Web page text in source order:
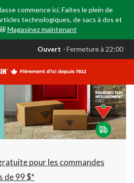
commence ici. Faites le plein de
technologiques, de sacs à dos et
Magasinez maintenant
votre
est
AB,
Ouvert,
Fermeture
à
22:00
changer
Ouvert ⋅ Fermeture à 22:00
pour les commandes
de 99 $*